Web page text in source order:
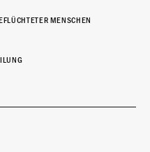
MENSCHEN